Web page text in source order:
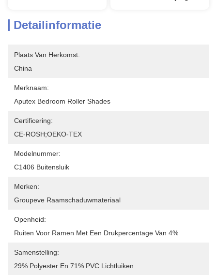
Detailinformatie
Plaats Van Herkomst:
China
Merknaam:
Aputex Bedroom Roller Shades
Certificering:
CE-ROSH;OEKO-TEX
Modelnummer:
C1406 Buitensluik
Merken:
Groupeve Raamschaduwmateriaal
Openheid:
Ruiten Voor Ramen Met Een Drukpercentage Van 4%
Samenstelling:
29% Polyester En 71% PVC Lichtluiken